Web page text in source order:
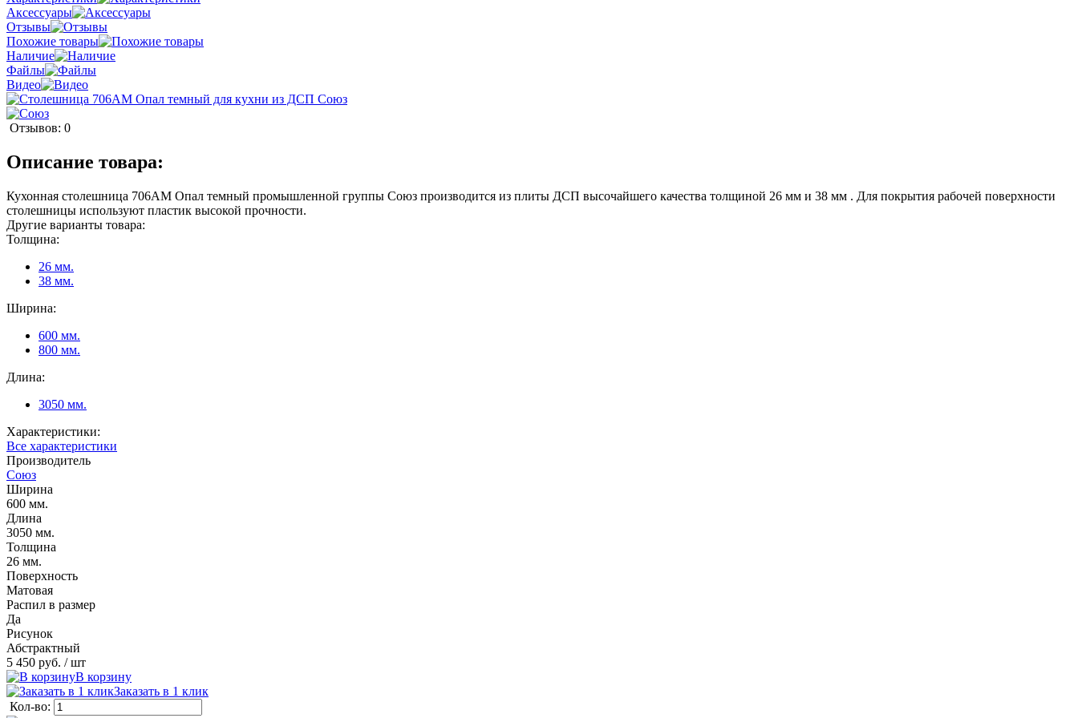
Аксессуары
Отзывы
Похожие товары
Наличие
Файлы
Видео
Отзывов: 0
Описание товара:
Кухонная столешница 706АМ Опал темный промышленной группы Союз производится из плиты ДСП высочайшего качества толщиной 26 мм и 38 мм . Для покрытия рабочей поверхности
столешницы используют пластик высокой прочности.
Другие варианты товара:
Толщина:
26 мм.
38 мм.
Ширина:
600 мм.
800 мм.
Длина:
3050 мм.
Характеристики:
Все характеристики
Производитель
Союз
Ширина
600 мм.
Длина
3050 мм.
Толщина
26 мм.
Поверхность
Матовая
Распил в размер
Да
Рисунок
Абстрактный
5 450 руб. / шт
В корзину
Заказать в 1 клик
Кол-во: